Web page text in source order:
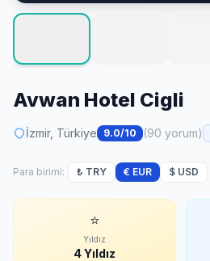
Avwan Hotel Cigli
İzmir, Türkiye 9.0/10 (90 yorum)
Para birimi: ₺ TRY € EUR $ USD
⭐
Yıldız
4 Yıldız